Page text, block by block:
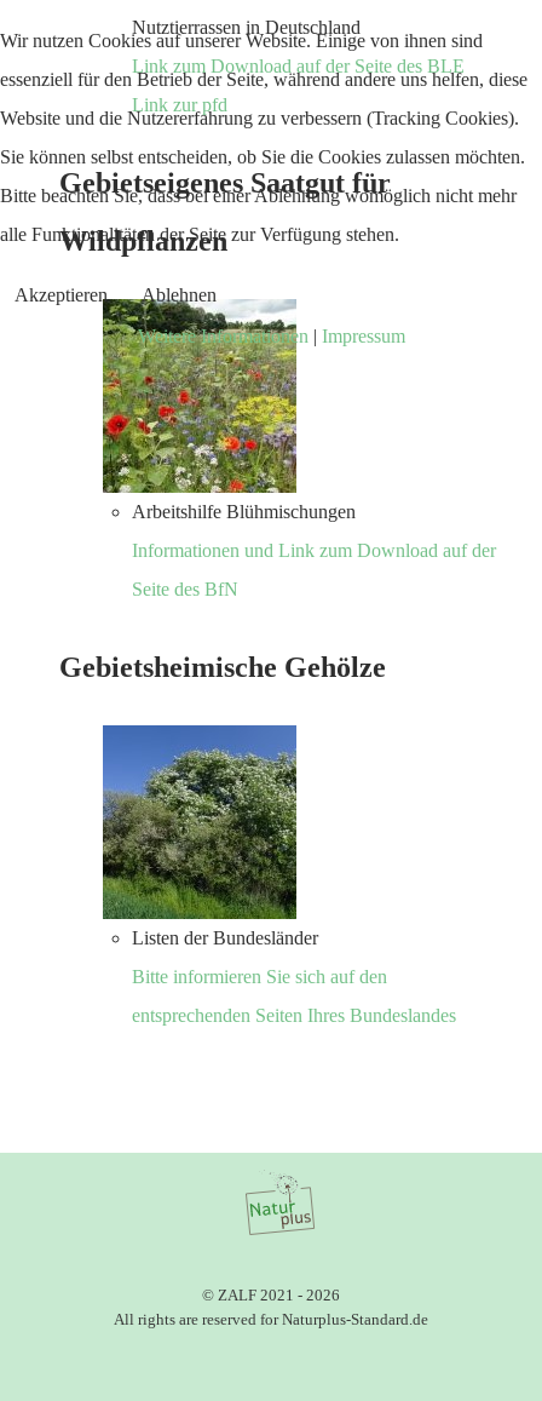
Nutztierrassen in Deutschland
Link zum Download auf der Seite des BLE
Link zur pfd
Gebietseigenes Saatgut für
Wildpflanzen
Arbeitshilfe Blühmischungen
Informationen und Link zum Download auf der
Seite des BfN
Gebietsheimische Gehölze
Listen der Bundesländer
Bitte informieren Sie sich auf den
entsprechenden Seiten Ihres Bundeslandes
© ZALF 2021 - 2026
All rights are reserved for Naturplus-Standard.de
Wir nutzen Cookies auf unserer Website. Einige von ihnen sind
essenziell für den Betrieb der Seite, während andere uns helfen, diese
Website und die Nutzererfahrung zu verbessern (Tracking Cookies).
Sie können selbst entscheiden, ob Sie die Cookies zulassen möchten.
Bitte beachten Sie, dass bei einer Ablehnung womöglich nicht mehr
alle Funktionalitäten der Seite zur Verfügung stehen.
Akzeptieren
Ablehnen
Weitere Informationen | Impressum